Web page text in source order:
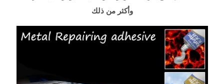
وأكثر من ذلك